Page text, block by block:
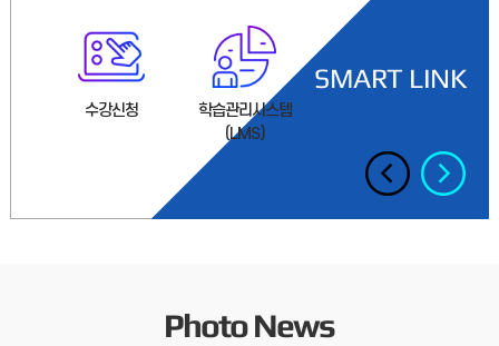
2026학년도 2학기 학위이수제 신청 안내 ▶ 신청대상:
2026학년도 2학기 기준 2차 학기 등록자 전원 ▶ 신청기간:
2026.08.10(월) ~ 08.14(금) ▶ 신청방법:
2026.08.05
2026학년도 2학기 휴학 및 복학 신청 안내
2026학년도 2학기 휴학 및 복학 신청 안내정책대학원
2026학년도 2학기 휴학 및 복학 신청기간을 아래와 같이
안내하오니, 휴학 및 복학 예정인 대학원생은 기간 내 신청하여 주
합격자 등록을 위한 등록금 납부사항을 함께 안내드리오니, 지정
SMART LINK
수강신청
학습관리시스템
(LMS)
Photo News